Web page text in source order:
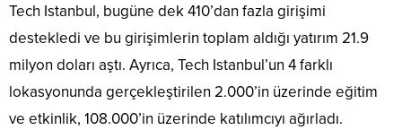
Tech Istanbul, bugüne dek 410’dan fazla girişimi
destekledi ve bu girişimlerin toplam aldığı yatırım 21.9
milyon doları aştı. Ayrıca, Tech Istanbul’un 4 farklı
lokasyonunda gerçekleştirilen 2.000’in üzerinde eğitim
ve etkinlik, 108.000’in üzerinde katılımcıyı ağırladı.